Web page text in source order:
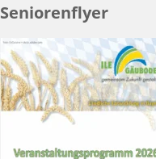
Seniorenflyer